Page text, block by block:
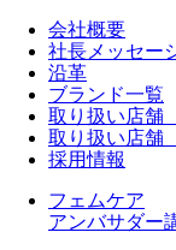
会社概要
社長メッセー
沿革
ブランド一覧
取り扱い店舗
取り扱い店舗
採用情報
フェムケア
アンバサダー